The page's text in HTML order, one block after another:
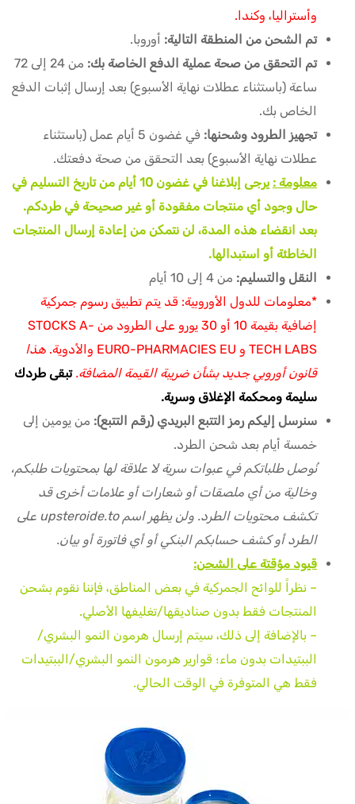
وأستراليا، وكندا.
تم الشحن من المنطقة التالية: أوروبا.
تم التحقق من صحة عملية الدفع الخاصة بك:
من 24 إلى 72
ساعة (باستثناء عطلات نهاية الأسبوع) بعد إرسال إثبات الدفع
الخاص بك.
تجهيز الطرود وشحنها:
في غضون 5 أيام عمل (باستثناء
عطلات نهاية الأسبوع) بعد التحقق من صحة دفعتك.
معلومة :
يرجى إبلاغنا في غضون 10 أيام من تاريخ التسليم في
حال وجود أي منتجات مفقودة أو غير صحيحة في طردكم.
بعد انقضاء هذه المدة، لن نتمكن من إعادة إرسال المنتجات
الخاطئة أو استبدالها.
النقل والتسليم: من 4 إلى 10 أيام
*معلومات للدول الأوروبية: قد يتم تطبيق رسوم جمركية
إضافية بقيمة 10 أو 30 يورو على الطرود من STOCKS A-
TECH LABS و EURO-PHARMACIES EU والأدوية.
هذا
قانون أوروبي جديد بشأن ضريبة القيمة المضافة.تبقى طردك
سليمة ومحكمة الإغلاق وسرية.
سنرسل إليكم رمز التتبع البريدي (رقم التتبع): من يومين إلى
خمسة أيام بعد شحن الطرد.
نُوصل طلباتكم في عبوات سرية لا علاقة لها بمحتويات طلبكم،
وخالية من أي ملصقات أو شعارات أو علامات أخرى قد
تكشف محتويات الطرد. ولن يظهر اسم upsteroide.to على
الطرد أو كشف حسابكم البنكي أو أي فاتورة أو بيان.
قيود مؤقتة على الشحن:
– نظراً للوائح الجمركية في بعض المناطق، فإننا نقوم بشحن
المنتجات فقط بدون صناديقها/تغليفها الأصلي.
– بالإضافة إلى ذلك، سيتم إرسال هرمون النمو البشري/
الببتيدات بدون ماء؛ قوارير هرمون النمو البشري/الببتيدات
فقط هي المتوفرة في الوقت الحالي.